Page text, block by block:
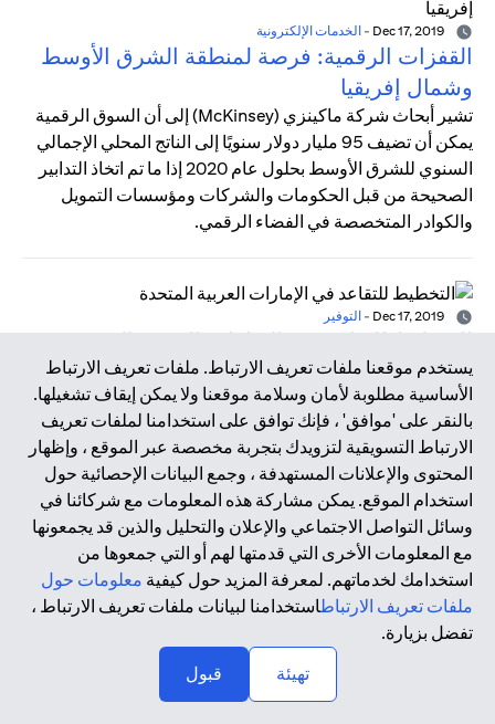
- الخدمات الإلكترونية
القفزات الرقمية: فرصة لمنطقة الشرق الأوسط
وشمال إفريقيا
تشير أبحاث شركة ماكينزي (McKinsey) إلى أن السوق الرقمية
يمكن أن تضيف 95 مليار دولار سنويًا إلى الناتج المحلي الإجمالي
السنوي للشرق الأوسط بحلول عام 2020 إذا ما تم اتخاذ التدابير
الصحيحة من قبل الحكومات والشركات ومؤسسات التمويل
والكوادر المتخصصة في الفضاء الرقمي.
- التوفير
التخطيط للتقاعد في الإمارات العربية المتحدة
إذا كانت تصوراتك عن التقاعد مثل معظم الناس وتحلم بقضاء
عطلة شاطئية مشمسة وممارسة هواياتك المفضلة والاستمتاع
بوقتك مع أحبائك، فلا بد أن يكون لديك خطة مسبقة لذلك. قبل كل
شيء، ينبغي أن تواجه الأمر بموضوعية - فأنت تتقاعد من العمل،
وليس من الحياة.
التكنولوجيا المالية
عصر التكنولوجيا المالية
أدت الأزمة المالية العالمية في عام 2008 وما نتج عنها من
تداعيات إلى تسريع الحاجة إلى الابتكار داخل هذا القطاع، ومن هنا
بزغ مصطلح التكنولوجيا المالية من رحم التعاون المكثف بين
أصحاب المصلحة داخل القطاع. تعتمد التكنولوجيا المالية على
يستخدم موقعنا ملفات تعريف الارتباط. ملفات تعريف الارتباط
الأساسية مطلوبة لأمان وسلامة موقعنا ولا يمكن إيقاف تشغيلها.
بالنقر على 'موافق' ، فإنك توافق على استخدامنا لملفات تعريف
الارتباط التسويقية لتزويدك بتجربة مخصصة عبر الموقع ، وإظهار
المحتوى والإعلانات المستهدفة ، وجمع البيانات الإحصائية حول
استخدام الموقع. يمكن مشاركة هذه المعلومات مع شركائنا في
وسائل التواصل الاجتماعي والإعلان والتحليل والذين قد يجمعونها
مع المعلومات الأخرى التي قدمتها لهم أو التي جمعوها من
استخدامك لخدماتهم. لمعرفة المزيد حول كيفية معلومات حول
ملفات تعريف الارتباطاستخدامنا لبيانات ملفات تعريف الارتباط ،
تفضل بزيارة.
تهيئة
قبول